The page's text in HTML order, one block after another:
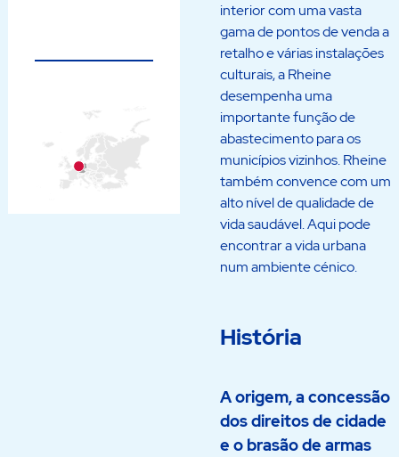
interior com uma vasta
gama de pontos de venda a
retalho e várias instalações
culturais, a Rheine
desempenha uma
importante função de
abastecimento para os
municípios vizinhos. Rheine
também convence com um
alto nível de qualidade de
vida saudável. Aqui pode
encontrar a vida urbana
num ambiente cénico.
História
A origem, a concessão
dos direitos de cidade
e o brasão de armas